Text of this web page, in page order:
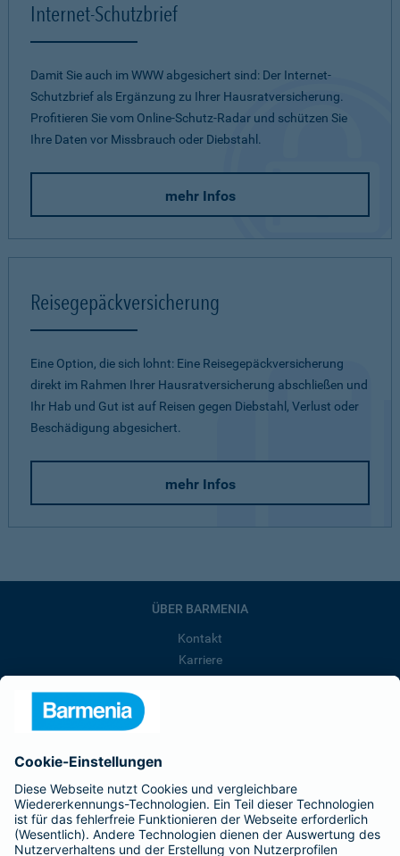
Internet-Schutzbrief
Damit Sie auch im WWW abgesichert sind: Der Internet-
Schutzbrief als Ergänzung zu Ihrer Hausratversicherung.
Profitieren Sie vom Online-Schutz-Radar und schützen Sie
Ihre Daten vor Missbrauch oder Diebstahl.
mehr Infos
Reisegepäckversicherung
Eine Option, die sich lohnt: Eine Reisegepäckversicherung
direkt im Rahmen Ihrer Hausratversicherung abschließen und
Ihr Hab und Gut ist auf Reisen gegen Diebstahl, Verlust oder
Beschädigung abgesichert.
mehr Infos
ÜBER BARMENIA
Kontakt
Karriere
Barmenia ist Teil der BarmeniaGothaer
BELIEBTE SEITEN
Kranken-Zusatzversicherung